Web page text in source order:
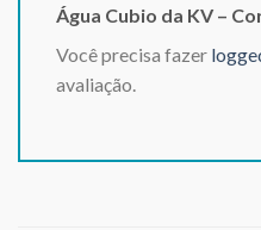
Água Cubio da KV –
Você precisa fazer
avaliação.